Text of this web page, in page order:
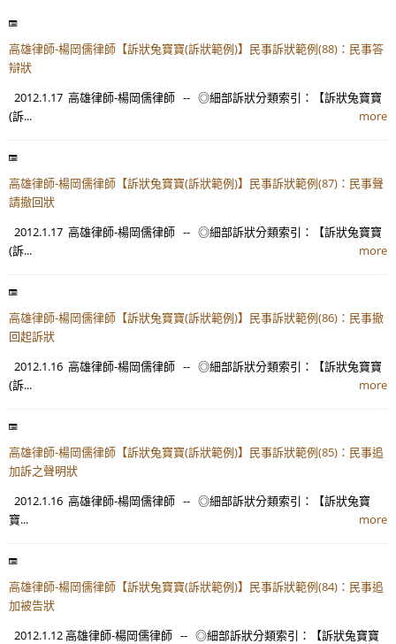
高雄律師-楊岡儒律師【訴狀兔寶寶(訴狀範例)】民事訴狀範例(88)：民事答
辯狀
2012.1.17 高雄律師-楊岡儒律師 -- ◎細部訴狀分類索引：【訴狀兔寶寶
(訴...
more
高雄律師-楊岡儒律師【訴狀兔寶寶(訴狀範例)】民事訴狀範例(87)：民事聲
請撤回狀
2012.1.17 高雄律師-楊岡儒律師 -- ◎細部訴狀分類索引：【訴狀兔寶寶
(訴...
more
高雄律師-楊岡儒律師【訴狀兔寶寶(訴狀範例)】民事訴狀範例(86)：民事撤
回起訴狀
2012.1.16 高雄律師-楊岡儒律師 -- ◎細部訴狀分類索引：【訴狀兔寶寶
(訴...
more
高雄律師-楊岡儒律師【訴狀兔寶寶(訴狀範例)】民事訴狀範例(85)：民事追
加訴之聲明狀
2012.1.16 高雄律師-楊岡儒律師 -- ◎細部訴狀分類索引：【訴狀兔寶
寶...
more
高雄律師-楊岡儒律師【訴狀兔寶寶(訴狀範例)】民事訴狀範例(84)：民事追
加被告狀
2012.1.12 高雄律師-楊岡儒律師 -- ◎細部訴狀分類索引：【訴狀兔寶寶